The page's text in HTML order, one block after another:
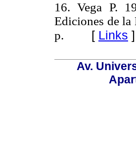
16. Vega P.
Ediciones de la
p. [ Links ]
Av.